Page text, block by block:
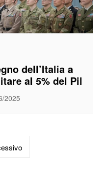
dell’Italia a
al 5% del Pil
2025